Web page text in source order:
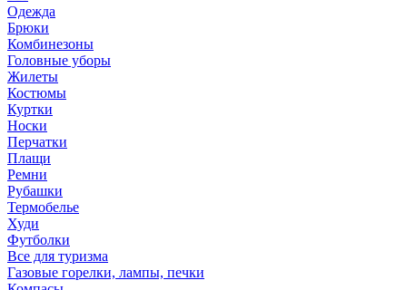
Одежда
Брюки
Комбинезоны
Головные уборы
Жилеты
Костюмы
Куртки
Носки
Перчатки
Плащи
Ремни
Рубашки
Термобелье
Худи
Футболки
Все для туризма
Газовые горелки, лампы, печки